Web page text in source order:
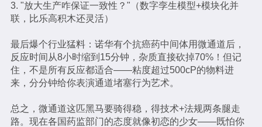
3. "放大生产咋保证一致性？"（数字孪生模型+模块化并
联，比乐高积木还灵活）
最后爆个行业猛料：诺华有个抗癌药中间体用微通道后，
反应时间从8小时缩到15分钟，杂质直接砍掉70%！但记
住，不是所有反应都适合——粘度超过500cP的物料进
来，分分钟给你表演通道堵塞行为艺术。
总之，微通道这匹黑马要骑得稳，得技术+法规两条腿走
路。现在各国药监部门的态度就像初恋的少女——既怕你